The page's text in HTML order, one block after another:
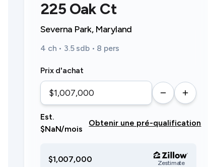
225 Oak Ct
Severna Park, Maryland
4 ch • 3.5 sdb • 8 pers
Prix d'achat
Est.
$NaN/mois
Obtenir une pré-qualification
$1,007,000 Zestimate